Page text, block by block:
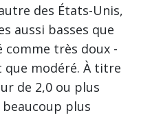
des États-Unis,
aussi basses que
comme très doux -
que modéré. À titre
de 2,0 ou plus
plus